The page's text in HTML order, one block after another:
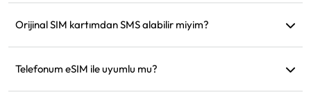
uygulamaları iletişim için kullanabilirsiniz.
Orijinal SIM kartımdan SMS alabilir miyim?
almak için eSIM ve orijinal SIM kartınızı aynı anda
Telefonum eSIM ile uyumlu mu?